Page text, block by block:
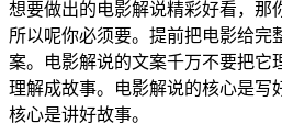
想要做出的电影解说精彩好看，那
所以呢你必须要。提前把电影给完
案。电影解说的文案千万不要把它
理解成故事。电影解说的核心是写
核心是讲好故事。